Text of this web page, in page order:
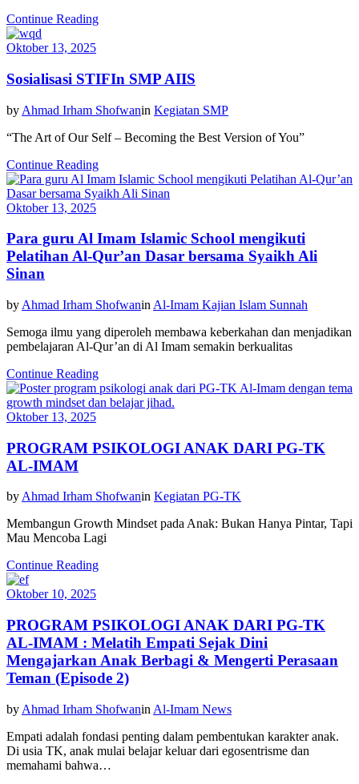
Continue Reading
Oktober 13, 2025
Sosialisasi STIFIn SMP AIIS
by Ahmad Irham Shofwanin Kegiatan SMP
“The Art of Our Self – Becoming the Best Version of You”
Continue Reading
Oktober 13, 2025
Para guru Al Imam Islamic School mengikuti
Pelatihan Al-Qur’an Dasar bersama Syaikh Ali
Sinan
by Ahmad Irham Shofwanin Al-Imam Kajian Islam Sunnah
Semoga ilmu yang diperoleh membawa keberkahan dan menjadikan
pembelajaran Al-Qur’an di Al Imam semakin berkualitas
Continue Reading
Oktober 13, 2025
PROGRAM PSIKOLOGI ANAK DARI PG-TK
AL-IMAM
by Ahmad Irham Shofwanin Kegiatan PG-TK
Membangun Growth Mindset pada Anak: Bukan Hanya Pintar, Tapi
Mau Mencoba Lagi
Continue Reading
Oktober 10, 2025
PROGRAM PSIKOLOGI ANAK DARI PG-TK
AL-IMAM : Melatih Empati Sejak Dini
Mengajarkan Anak Berbagi & Mengerti Perasaan
Teman (Episode 2)
by Ahmad Irham Shofwanin Al-Imam News
Empati adalah fondasi penting dalam pembentukan karakter anak.
Di usia TK, anak mulai belajar keluar dari egosentrisme dan
memahami bahwa…